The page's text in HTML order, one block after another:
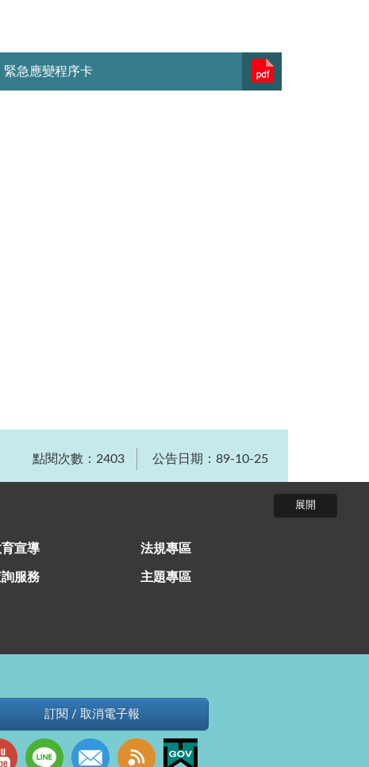
緊急應變程序卡
點閱次數：2403 公告日期：89-10-25
宣導 法規專區
服務 主題專區
訂閱 / 取消電子報